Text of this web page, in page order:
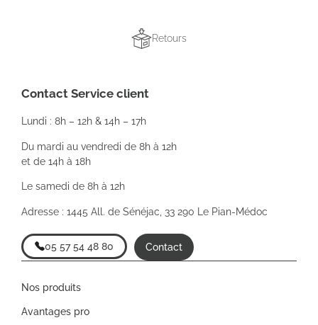
Retours
Contact Service client
Lundi : 8h – 12h & 14h – 17h
Du mardi au vendredi de 8h à 12h
et de 14h à 18h
Le samedi de 8h à 12h
Adresse : 1445 All. de Sénéjac, 33 290 Le Pian-Médoc
05 57 54 48 80 Contact
Nos produits
Avantages pro